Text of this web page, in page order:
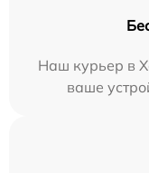
Наш курьер в
ваше